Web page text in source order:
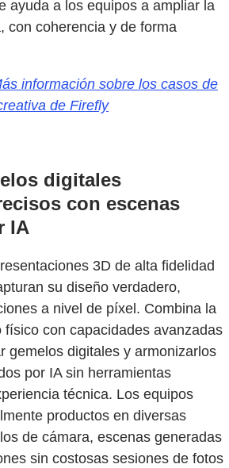
ayuda a los equipos a ampliar la
con coherencia y de forma
información sobre los casos de
de Firefly
digitales
con escenas
IA
3D de alta fidelidad
su diseño verdadero,
a nivel de píxel. Combina la
físico con capacidades avanzadas
gemelos digitales y armonizarlos
por IA sin herramientas
técnica. Los equipos
productos en diversas
de cámara, escenas generadas
sin costosas sesiones de fotos